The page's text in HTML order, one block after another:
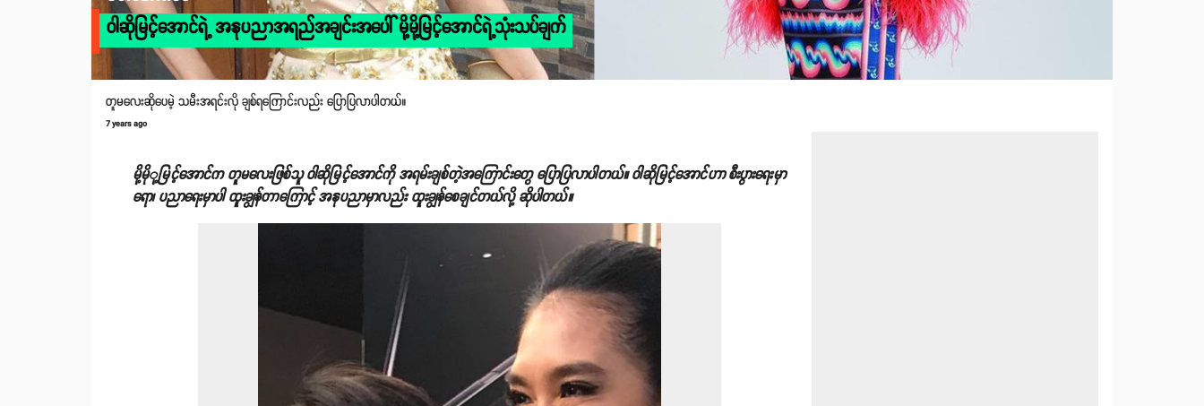
ဝါဆိုမြင့်အောင်ရဲ့ အနုပညာအရည်အချင်းအပေါ် မို့မို့မြင့်အောင်ရဲ့သုံးသပ်ချက်
တူမလေးဆိုပေမဲ့ သမီးအရင်းလို ချစ်ရကြောင်းလည်း ပြောပြလာပါတယ်။
7 years ago
မို့မိုု့မြင့်အောင်က တူမလေးဖြစ်သူ ဝါဆိုမြင့်အောင်ကို အရမ်းချစ်တဲ့အကြောင်းတွေ ပြောပြလာပါတယ်။ ဝါဆိုမြင့်အောင်ဟာ စီးပွားရေးမှာ
ရော၊ ပညာရေးမှာပါ ထူးချွန်တာကြောင့် အနုပညာမှာလည်း ထူးချွန်စေချင်တယ်လို့ ဆိုပါတယ်။